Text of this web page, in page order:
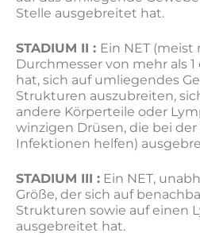
Stelle ausgebreitet hat.
STADIUM II : Ein NET
Durchmesser von mehr als
hat, sich auf umliegendes
Strukturen auszubreiten,
andere Körperteile oder
winzigen Drüsen, die bei
Infektionen helfen)
STADIUM III : Ein NET,
Größe, der sich auf
Strukturen sowie auf einen
ausgebreitet hat.